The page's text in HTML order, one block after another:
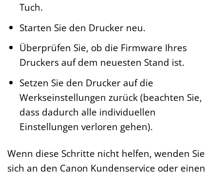
Tuch.
Starten Sie den Drucker neu.
Überprüfen Sie, ob die Firmware Ihres
Druckers auf dem neuesten Stand ist.
Setzen Sie den Drucker auf die
Werkseinstellungen zurück (beachten Sie,
dass dadurch alle individuellen
Einstellungen verloren gehen).
Wenn diese Schritte nicht helfen, wenden Sie
sich an den Canon Kundenservice oder einen